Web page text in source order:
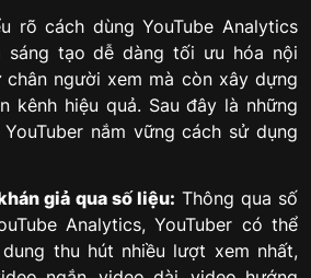
rõ cách dùng YouTube Analytics
sáng tạo dễ dàng tối ưu hóa nội
người xem mà còn xây dựng
kênh hiệu quả. Sau đây là những
nắm vững cách sử dụng
giả qua số liệu: Thông qua số
Analytics, YouTuber có thể
thu hút nhiều lượt xem nhất,